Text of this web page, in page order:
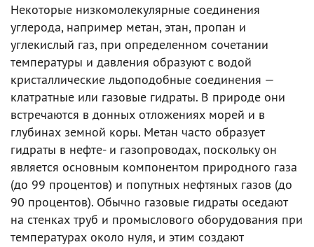
Некоторые низкомолекулярные соединения
углерода, например метан, этан, пропан и
углекислый газ, при определенном сочетании
температуры и давления образуют с водой
кристаллические льдоподобные соединения —
клатратные или газовые гидраты. В природе они
встречаются в донных отложениях морей и в
глубинах земной коры. Метан часто образует
гидраты в нефте- и газопроводах, поскольку он
является основным компонентом природного газа
(до 99 процентов) и попутных нефтяных газов (до
90 процентов). Обычно газовые гидраты оседают
на стенках труб и промыслового оборудования при
температурах около нуля, и этим создают